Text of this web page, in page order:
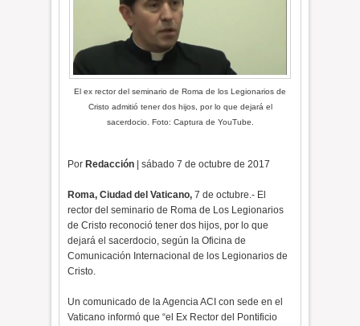
El ex rector del seminario de Roma de los Legionarios de
Cristo admitió tener dos hijos, por lo que dejará el
sacerdocio. Foto: Captura de YouTube.
Por Redacción | sábado 7 de octubre de 2017
Roma, Ciudad del Vaticano, 7 de octubre.- El
rector del seminario de Roma de Los Legionarios
de Cristo reconoció tener dos hijos, por lo que
dejará el sacerdocio, según la Oficina de
Comunicación Internacional de los Legionarios de
Cristo.
Un comunicado de la Agencia ACI con sede en el
Vaticano informó que “el Ex Rector del Pontificio